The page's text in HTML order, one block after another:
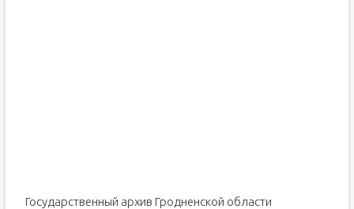
Государственный архив Гродненской области